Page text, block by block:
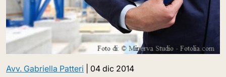
Avv. Gabriella Patteri 04 dic 2014